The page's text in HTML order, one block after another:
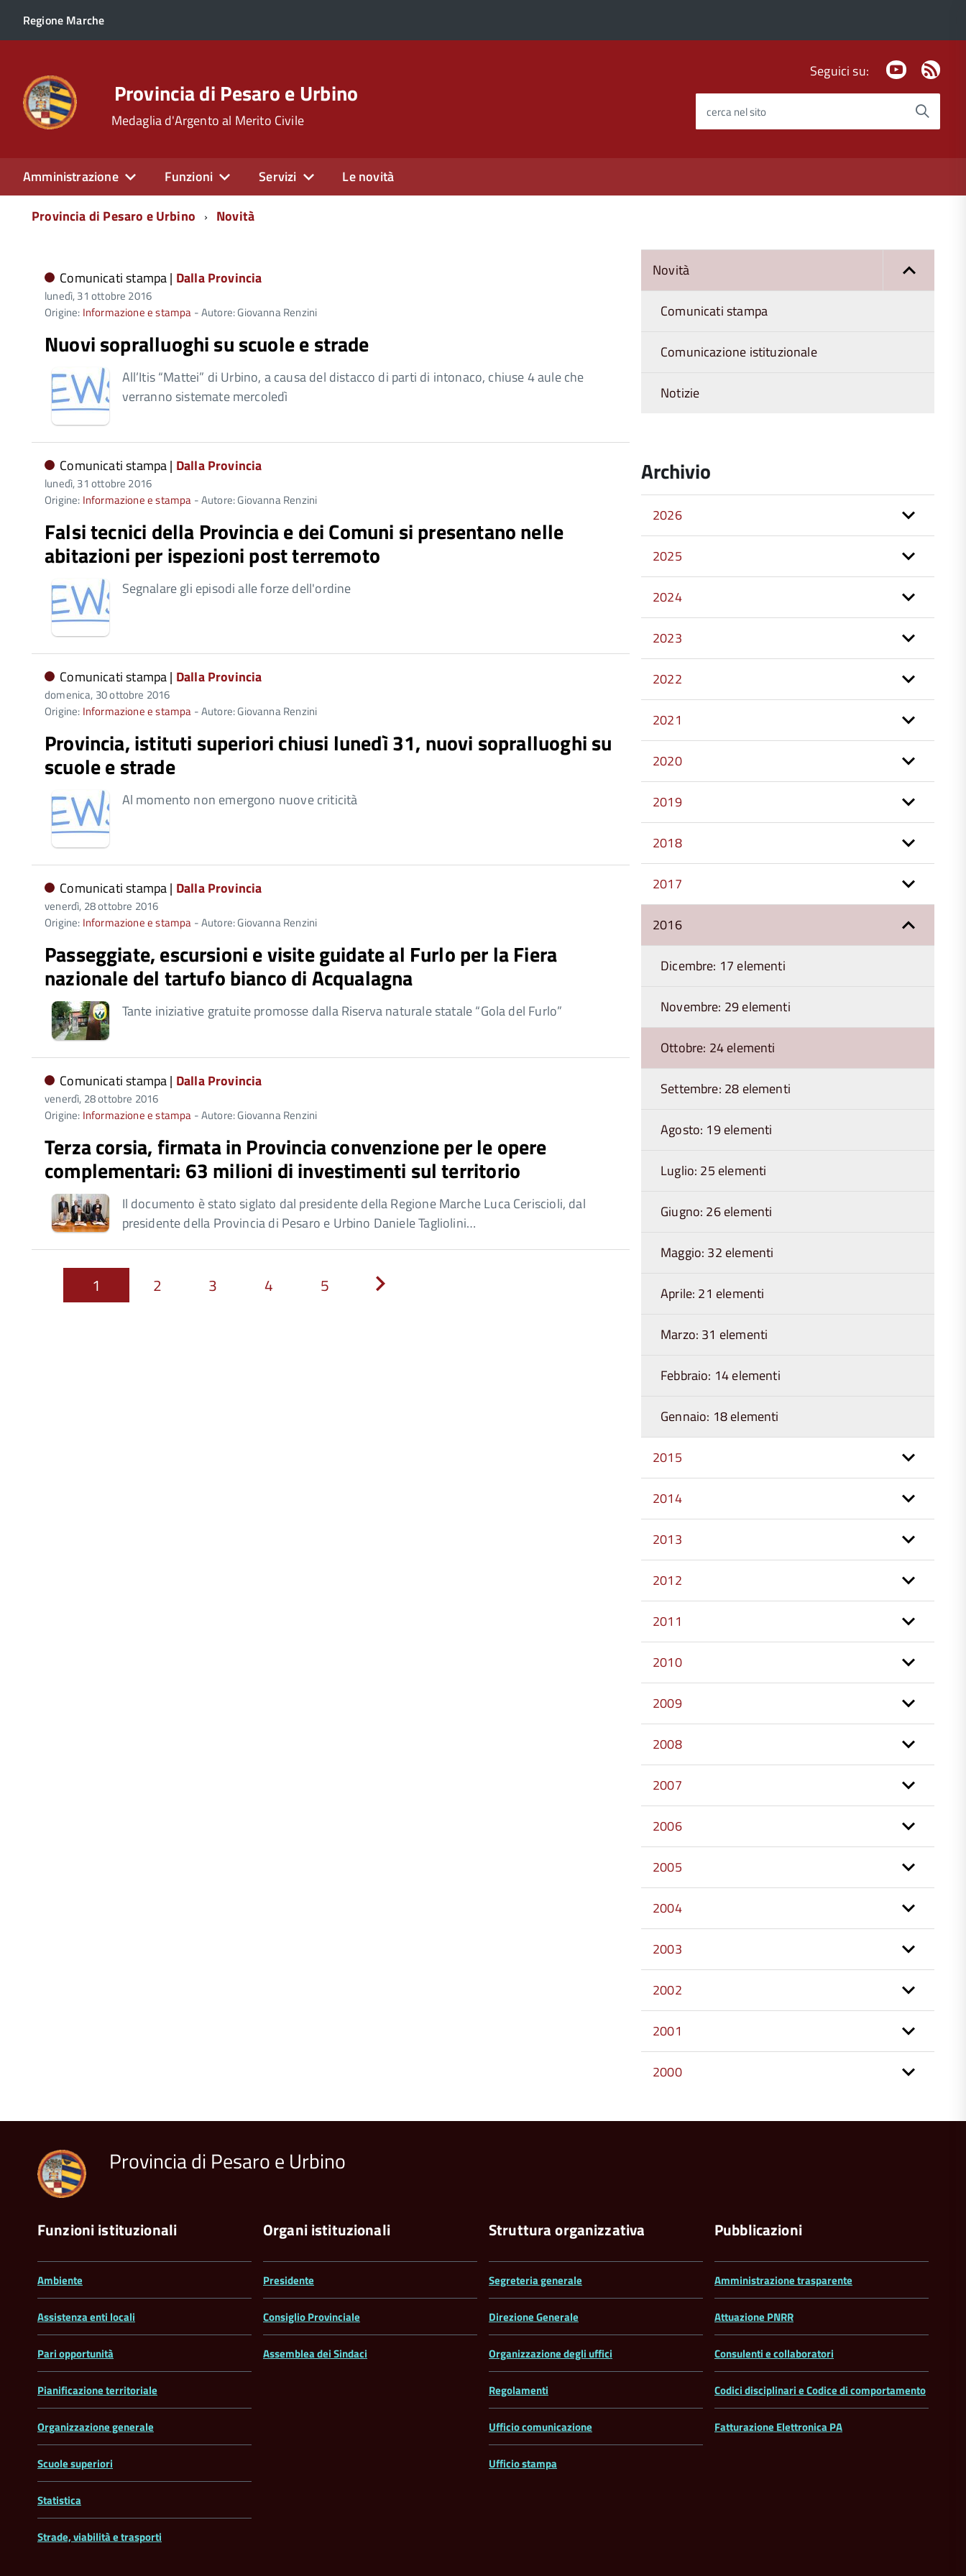
Regione Marche
Provincia di Pesaro e Urbino
Medaglia d'Argento al Merito Civile
Seguici su: Youtube
cerca nel sito
Amministrazione Funzioni Servizi Le novità
MenuProvincia di Pesaro e Urbino Novità
Comunicati stampa | Dalla Provincia
lunedì, 31 ottobre 2016
Origine: Informazione e stampa - Autore: Giovanna Renzini
Nuovi sopralluoghi su scuole e strade
All’Itis “Mattei” di Urbino, a causa del distacco di parti di intonaco, chiuse 4 aule che
verranno sistemate mercoledì
Comunicati stampa | Dalla Provincia
lunedì, 31 ottobre 2016
Origine: Informazione e stampa - Autore: Giovanna Renzini
Falsi tecnici della Provincia e dei Comuni si presentano nelle
abitazioni per ispezioni post terremoto
Segnalare gli episodi alle forze dell'ordine
Comunicati stampa | Dalla Provincia
domenica, 30 ottobre 2016
Origine: Informazione e stampa - Autore: Giovanna Renzini
Provincia, istituti superiori chiusi lunedì 31, nuovi sopralluoghi su
scuole e strade
Al momento non emergono nuove criticità
Comunicati stampa | Dalla Provincia
venerdì, 28 ottobre 2016
Origine: Informazione e stampa - Autore: Giovanna Renzini
Passeggiate, escursioni e visite guidate al Furlo per la Fiera
nazionale del tartufo bianco di Acqualagna
Tante iniziative gratuite promosse dalla Riserva naturale statale “Gola del Furlo”
Comunicati stampa | Dalla Provincia
venerdì, 28 ottobre 2016
Origine: Informazione e stampa - Autore: Giovanna Renzini
Terza corsia, firmata in Provincia convenzione per le opere
complementari: 63 milioni di investimenti sul territorio
Il documento è stato siglato dal presidente della Regione Marche Luca Ceriscioli, dal
presidente della Provincia di Pesaro e Urbino Daniele Tagliolini…
1 2 3 4 5
Novità
Comunicati stampa
Comunicazione istituzionale
Notizie
Archivio
2026
2025
2024
2023
2022
2021
2020
2019
2018
2017
2016
Dicembre: 17 elementi
Novembre: 29 elementi
Ottobre: 24 elementi
Settembre: 28 elementi
Agosto: 19 elementi
Luglio: 25 elementi
Giugno: 26 elementi
Maggio: 32 elementi
Aprile: 21 elementi
Marzo: 31 elementi
Febbraio: 14 elementi
Gennaio: 18 elementi
2015
2014
2013
2012
2011
2010
2009
2008
2007
2006
2005
2004
2003
2002
2001
2000
del
Provincia di Pesaro e Urbino
Funzioni istituzionali
Ambiente
Assistenza enti locali
Pari opportunità
Pianificazione territoriale
Organizzazione generale
Scuole superiori
Statistica
Strade, viabilità e trasporti
Organi istituzionali
Presidente
Consiglio Provinciale
Assemblea dei Sindaci
Struttura organizzativa
Segreteria generale
Direzione Generale
Organizzazione degli uffici
Regolamenti
Ufficio comunicazione
Ufficio stampa
Pubblicazioni
Amministrazione trasparente
Attuazione PNRR
Consulenti e collaboratori
Codici disciplinari e Codice di comportamento
Fatturazione Elettronica PA